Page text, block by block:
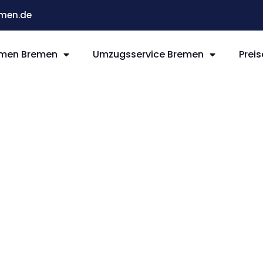
Bremen Umzugsservice Bremen